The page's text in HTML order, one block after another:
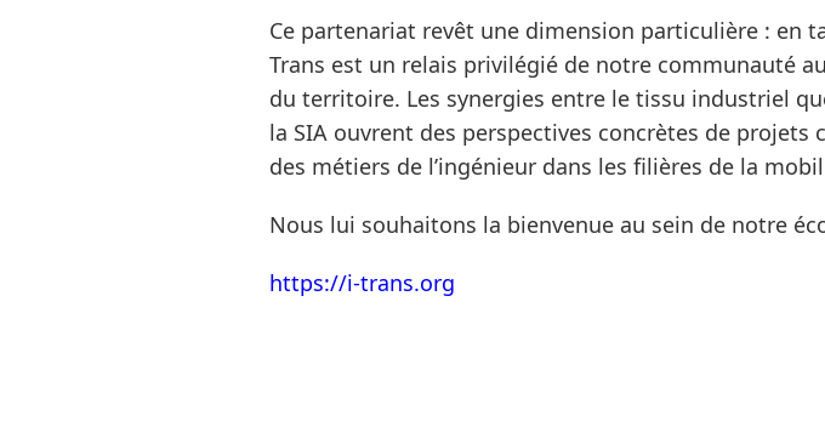
Ce partenariat revêt une dimension particulière : en
Trans est un relais privilégié de notre communauté
du territoire. Les synergies entre le tissu industriel
la SIA ouvrent des perspectives concrètes de projets
des métiers de l’ingénieur dans les filières de la
Nous lui souhaitons la bienvenue au sein de notre
https://i-trans.org